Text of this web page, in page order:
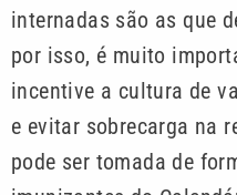
internadas são as que
por isso, é muito
incentive a cultura de
e evitar sobrecarga na
pode ser tomada de